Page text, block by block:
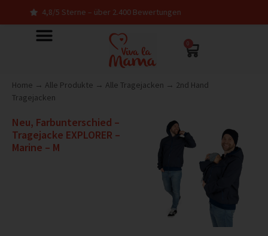
5 Sterne – über 2.400 Bewertungen
0
Home → Alle Produkte → Alle Tragejacken → 2nd Hand
Tragejacken
Neu, Farbunterschied –
Tragejacke EXPLORER –
Marine – M